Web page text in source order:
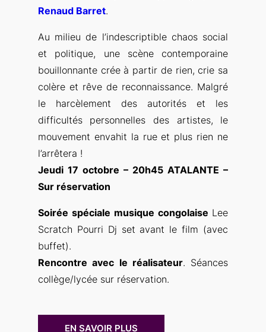
Renaud Barret.
Au milieu de l’indescriptible chaos social
et politique, une scène contemporaine
bouillonnante crée à partir de rien, crie sa
colère et rêve de reconnaissance. Malgré
le harcèlement des autorités et les
difficultés personnelles des artistes, le
mouvement envahit la rue et plus rien ne
l’arrêtera !
Jeudi 17 octobre – 20h45 ATALANTE –
Sur réservation
Soirée spéciale musique congolaise Lee
Scratch Pourri Dj set avant le film (avec
buffet).
Rencontre avec le réalisateur. Séances
collège/lycée sur réservation.
EN SAVOIR PLUS